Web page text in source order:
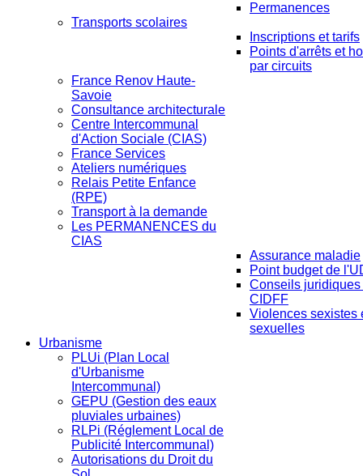
Permanences
Transports scolaires
Inscriptions et tarifs
Points d'arrêts et
par circuits
France Renov Haute-
Savoie
Consultance architecturale
Centre Intercommunal
d'Action Sociale (CIAS)
France Services
Ateliers numériques
Relais Petite Enfance
(RPE)
Transport à la demande
Les PERMANENCES du
CIAS
Assurance maladie
Point budget de
Conseils juridiques
CIDFF
Violences sexistes
sexuelles
Urbanisme
PLUi (Plan Local
d'Urbanisme
Intercommunal)
GEPU (Gestion des eaux
pluviales urbaines)
RLPi (Réglement Local de
Publicité Intercommunal)
Autorisations du Droit du